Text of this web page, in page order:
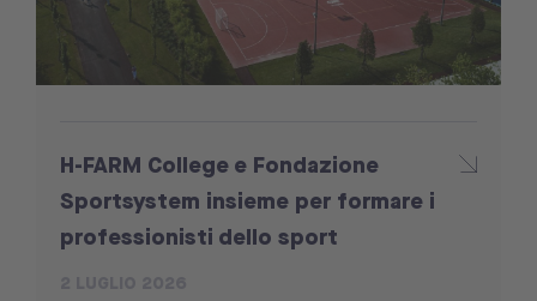
H-FARM College e Fondazione
Sportsystem insieme per formare i
professionisti dello sport